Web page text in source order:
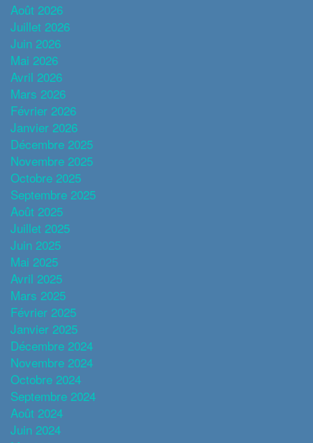
Août 2026
Juillet 2026
Juin 2026
Mai 2026
Avril 2026
Mars 2026
Février 2026
Janvier 2026
Décembre 2025
Novembre 2025
Octobre 2025
Septembre 2025
Août 2025
Juillet 2025
Juin 2025
Mai 2025
Avril 2025
Mars 2025
Février 2025
Janvier 2025
Décembre 2024
Novembre 2024
Octobre 2024
Septembre 2024
Août 2024
Juin 2024